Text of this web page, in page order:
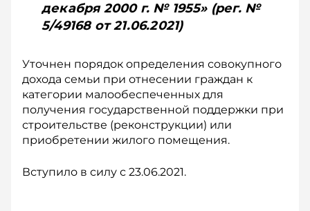
декабря 2000 г. № 1955» (рег. №
5/49168 от 21.06.2021)
Уточнен порядок определения совокупного
дохода семьи при отнесении граждан к
категории малообеспеченных для
получения государственной поддержки при
строительстве (реконструкции) или
приобретении жилого помещения.
Вступило в силу с 23.06.2021.